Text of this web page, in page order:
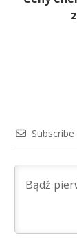
Subscribe